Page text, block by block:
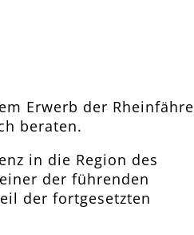
Erwerb der
beraten.
in die Region des
der führenden
der fortgesetzten